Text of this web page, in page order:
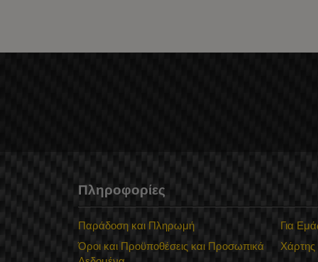
Πληροφορίες
Παράδοση και Πληρωμή
Όροι και Προϋποθέσεις και Προσωπικά
Για
Χάρτης